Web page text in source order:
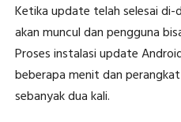
Ketika update telah selesai
akan muncul dan pengguna
Proses instalasi update
beberapa menit dan
sebanyak dua kali.